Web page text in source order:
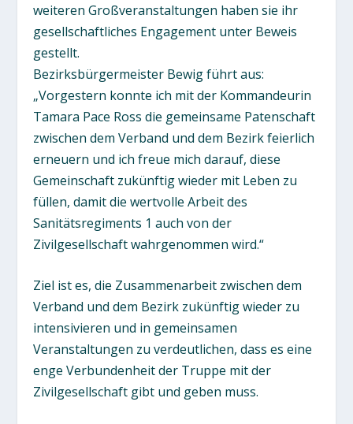
weiteren Großveranstaltungen haben sie ihr
gesellschaftliches Engagement unter Beweis
gestellt.
Bezirksbürgermeister Bewig führt aus:
„Vorgestern konnte ich mit der Kommandeurin
Tamara Pace Ross die gemeinsame Patenschaft
zwischen dem Verband und dem Bezirk feierlich
erneuern und ich freue mich darauf, diese
Gemeinschaft zukünftig wieder mit Leben zu
füllen, damit die wertvolle Arbeit des
Sanitätsregiments 1 auch von der
Zivilgesellschaft wahrgenommen wird.“
Ziel ist es, die Zusammenarbeit zwischen dem
Verband und dem Bezirk zukünftig wieder zu
intensivieren und in gemeinsamen
Veranstaltungen zu verdeutlichen, dass es eine
enge Verbundenheit der Truppe mit der
Zivilgesellschaft gibt und geben muss.